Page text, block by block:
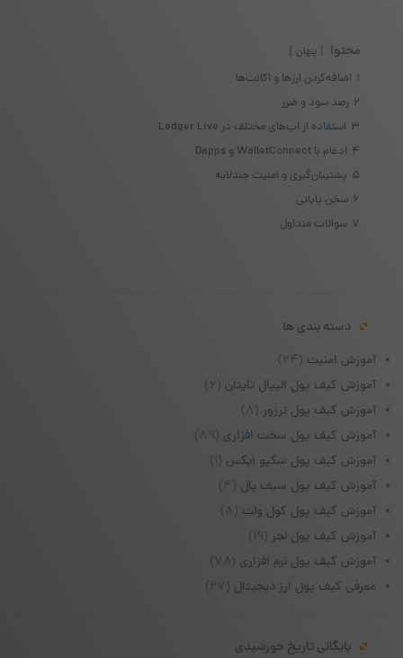
محتوا پنهان
1 اضافه‌کردن ارزها و اکانت‌ها
2 رصد سود و ضرر
3 استفاده از اپ‌های مختلف در Ledger Live
4 ادغام با WalletConnect و Dapps
5 پشتیبان‌گیری و امنیت چندلایه
6 سخن پایانی
7 سوالات متداول
دسته بندی ها
آموزش امنیت (۲۴)
آموزش کیف پول الیپال تایتان (۶)
آموزش کیف پول ترزور (۸)
آموزش کیف پول سخت افزاری (۸۹)
آموزش کیف پول سکیو ایکس (۱)
آموزش کیف پول سیف پال (۴)
آموزش کیف پول کول ولت (۸)
آموزش کیف پول لجر (۱۹)
آموزش کیف پول نرم افزاری (۷۸)
معرفی کیف پول ارز دیجیتال (۲۷)
بایگانی تاریخ خورشیدی